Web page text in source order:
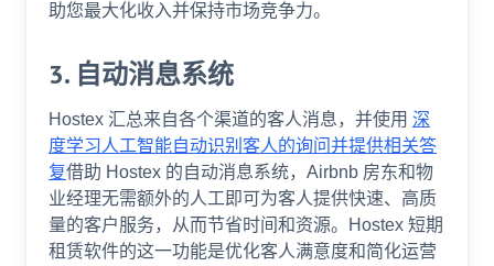
助您最大化收入并保持市场竞争力。
3. 自动消息系统
Hostex 汇总来自各个渠道的客人消息，并使用 深
度学习人工智能自动识别客人的询问并提供相关答
复借助 Hostex 的自动消息系统，Airbnb 房东和物
业经理无需额外的人工即可为客人提供快速、高质
量的客户服务，从而节省时间和资源。Hostex 短期
租赁软件的这一功能是优化客人满意度和简化运营